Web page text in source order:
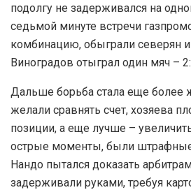
подолгу не задерживался на
седьмой минуте встречи
комбинацию, обыграли северян
Виноградов отыграл один мяч –
Дальше борьба стала еще более
желали сравнять счет, хозяева
позиции, а еще лучше –
острые моменты, были
Нандо пытался доказать
задерживали руками, требуя